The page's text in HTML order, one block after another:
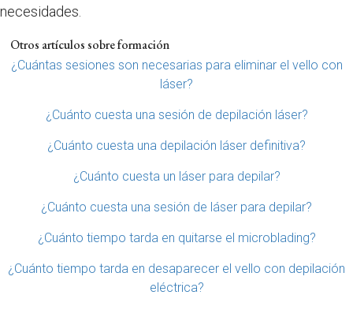
necesidades.
Otros artículos sobre formación
¿Cuántas sesiones son necesarias para eliminar el vello con
láser?
¿Cuánto cuesta una sesión de depilación láser?
¿Cuánto cuesta una depilación láser definitiva?
¿Cuánto cuesta un láser para depilar?
¿Cuánto cuesta una sesión de láser para depilar?
¿Cuánto tiempo tarda en quitarse el microblading?
¿Cuánto tiempo tarda en desaparecer el vello con depilación
eléctrica?